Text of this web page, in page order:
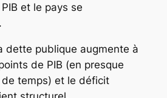
et le pays se
dette publique augmente à
de PIB (en presque
temps) et le déficit